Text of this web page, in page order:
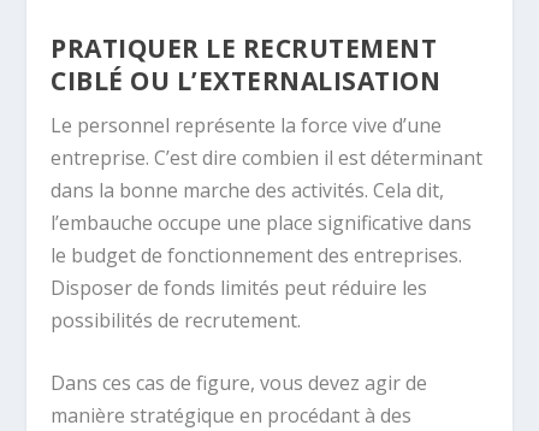
PRATIQUER LE RECRUTEMENT
CIBLÉ OU L’EXTERNALISATION
Le personnel représente la force vive d’une
entreprise. C’est dire combien il est déterminant
dans la bonne marche des activités. Cela dit,
l’embauche occupe une place significative dans
le budget de fonctionnement des entreprises.
Disposer de fonds limités peut réduire les
possibilités de recrutement.
Dans ces cas de figure, vous devez agir de
manière stratégique en procédant à des